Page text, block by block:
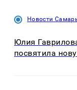
Новости
Юлия
посвятила